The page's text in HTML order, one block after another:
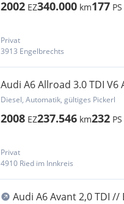
2002 EZ340.000 km177
Privat
3913 Engelbrechts
Audi A6 Allroad 3.0 TDI
Exclusiv
Diesel, Automatik, gültiges Pickerl
2008 EZ237.546 km232
Privat
4910 Ried im Innkreis
Audi A6 Avant 2,0 TDI //